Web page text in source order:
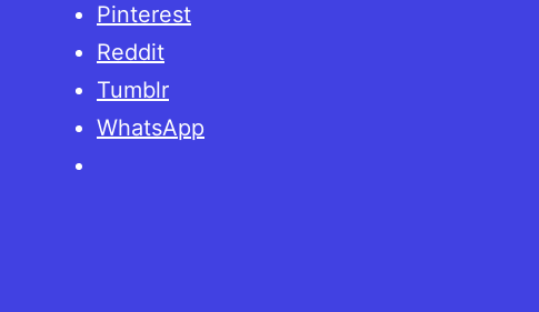
Pinterest
Reddit
Tumblr
WhatsApp